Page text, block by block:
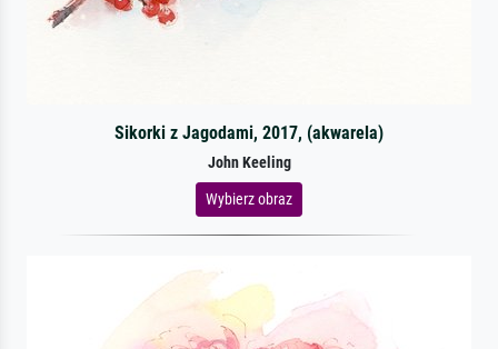
Sikorki z Jagodami, 2017, (akwarela)
John Keeling
Wybierz obraz